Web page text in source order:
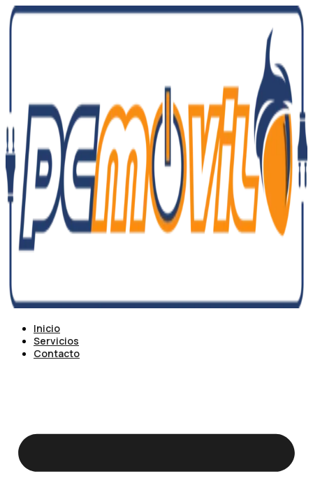
Ir
al
Inicio
Servicios
Contacto